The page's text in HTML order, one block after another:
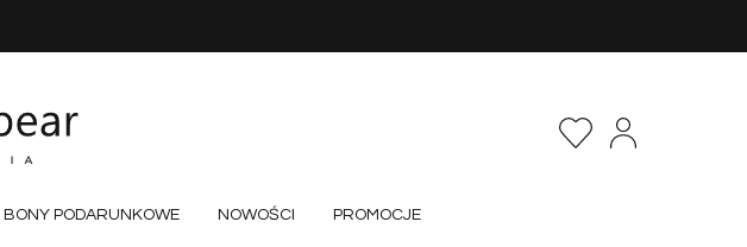
BONY PODARUNKOWE NOWOŚCI PROMOCJE